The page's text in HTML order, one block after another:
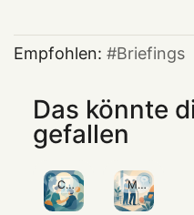
Empfohlen: Briefings
Das könnte
gefallen
Community Mitgliedschaft